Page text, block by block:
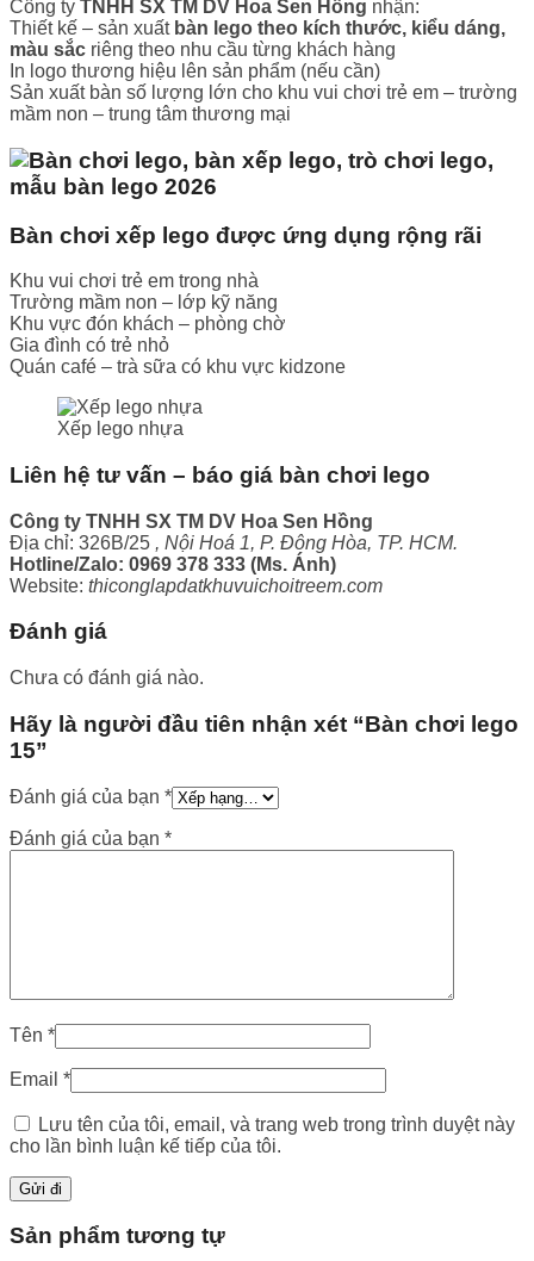
Công ty TNHH SX TM DV Hoa Sen Hồng nhận:
Thiết kế – sản xuất bàn lego theo kích thước, kiểu dáng,
màu sắc riêng theo nhu cầu từng khách hàng
In logo thương hiệu lên sản phẩm (nếu cần)
Sản xuất bàn số lượng lớn cho khu vui chơi trẻ em – trường
mầm non – trung tâm thương mại
Bàn chơi xếp lego được ứng dụng rộng rãi
Khu vui chơi trẻ em trong nhà
Trường mầm non – lớp kỹ năng
Khu vực đón khách – phòng chờ
Gia đình có trẻ nhỏ
Quán café – trà sữa có khu vực kidzone
Xếp lego nhựa
Liên hệ tư vấn – báo giá bàn chơi lego
Công ty TNHH SX TM DV Hoa Sen Hồng
Địa chỉ: 326B/25 , Nội Hoá 1, P. Đông Hòa, TP. HCM.
Hotline/Zalo: 0969 378 333 (Ms. Ánh)
Website: thiconglapdatkhuvuichoitreem.com
Đánh giá
Chưa có đánh giá nào.
Hãy là người đầu tiên nhận xét “Bàn chơi lego
15”
Đánh giá của bạn *
Đánh giá của bạn *
Tên *
Email *
Lưu tên của tôi, email, và trang web trong trình duyệt này
cho lần bình luận kế tiếp của tôi.
Sản phẩm tương tự